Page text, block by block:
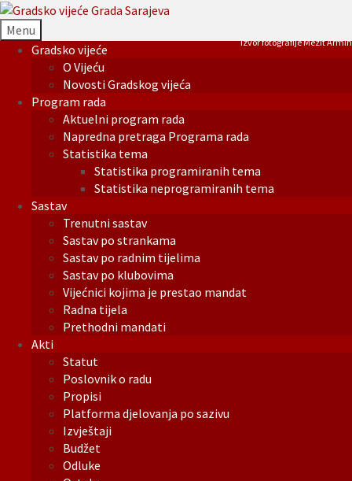
Menu
Gradsko vijeće
O Vijeću
Novosti Gradskog vijeća
Program rada
Aktuelni program rada
Napredna pretraga Programa rada
Statistika tema
Statistika programiranih tema
Statistika neprogramiranih tema
Sastav
Trenutni sastav
Sastav po strankama
Sastav po radnim tijelima
Sastav po klubovima
Vijećnici kojima je prestao mandat
Radna tijela
Prethodni mandati
Akti
Statut
Poslovnik o radu
Propisi
Platforma djelovanja po sazivu
Izvještaji
Budžet
Odluke
Izvor fotografije Mezit Armin